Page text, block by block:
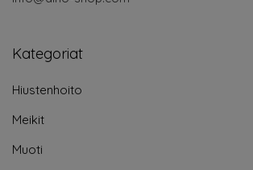
Kategoriat
Hiustenhoito
Meikit
Muoti